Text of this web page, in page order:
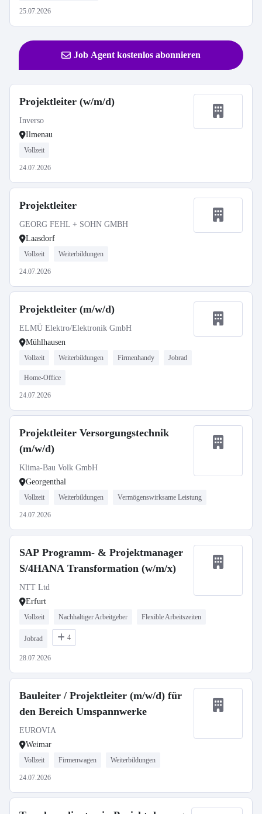
25.07.2026
Job Agent kostenlos abonnieren
Projektleiter (w/m/d)
Inverso
Ilmenau
Vollzeit
24.07.2026
Projektleiter
GEORG FEHL + SOHN GMBH
Laasdorf
Vollzeit Weiterbildungen
24.07.2026
Projektleiter (m/w/d)
ELMÜ Elektro/Elektronik GmbH
Mühlhausen
Vollzeit Weiterbildungen Firmenhandy Jobrad
Home-Office
24.07.2026
Projektleiter Versorgungstechnik
(m/w/d)
Klima-Bau Volk GmbH
Georgenthal
Vollzeit Weiterbildungen Vermögenswirksame Leistung
24.07.2026
SAP Programm- & Projektmanager
S/4HANA Transformation (w/m/x)
NTT Ltd
Erfurt
Vollzeit Nachhaltiger Arbeitgeber Flexible Arbeitszeiten
Jobrad 4
28.07.2026
Bauleiter / Projektleiter (m/w/d) für
den Bereich Umspannwerke
EUROVIA
Weimar
Vollzeit Firmenwagen Weiterbildungen
24.07.2026